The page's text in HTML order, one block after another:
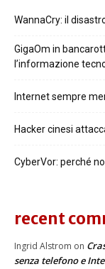
WannaCry: il
GigaOm in
l’informazione
Internet sempre
Hacker cinesi
CyberVor: perché
recent
Ingrid Alstrom on
senza telefono e